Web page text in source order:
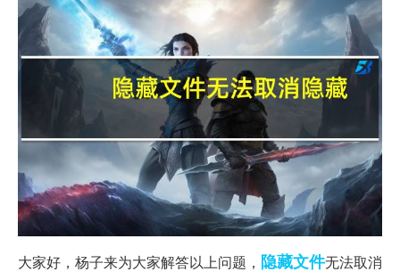
大家好，杨子来为大家解答以上问题， 隐藏文件无法取消